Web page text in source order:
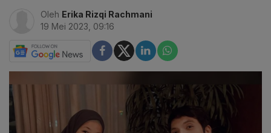
Oleh Erika Rizqi Rachmani
19 Mei 2023, 09:16